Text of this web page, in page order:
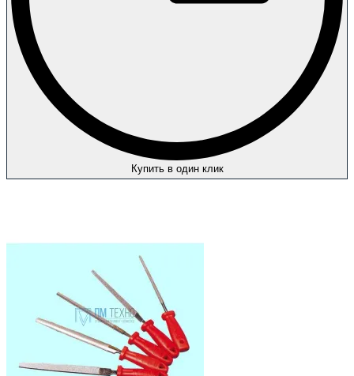
Купить в один клик